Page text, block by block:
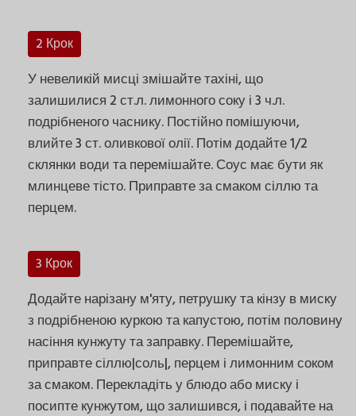
2 Крок
У невеликій мисці змішайте тахіні, що
залишилися 2 ст.л. лимонного соку і 3 ч.л.
подрібненого часнику. Постійно помішуючи,
влийте 3 ст. оливкової олії. Потім додайте 1/2
склянки води та перемішайте. Соус має бути як
млинцеве тісто. Приправте за смаком сіллю та
перцем.
3 Крок
Додайте нарізану м'яту, петрушку та кінзу в миску
з подрібненою куркою та капустою, потім половину
насіння кунжуту та заправку. Перемішайте,
приправте сіллю|соль|, перцем і лимонним соком
за смаком. Перекладіть у блюдо або миску і
посипте кунжутом, що залишився, і подавайте на